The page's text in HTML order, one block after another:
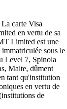
carte Visa
en vertu de sa
Limited est une
sous le
Level 7, Spinola
Malte, dûment
tant qu'institution
en vertu de
de